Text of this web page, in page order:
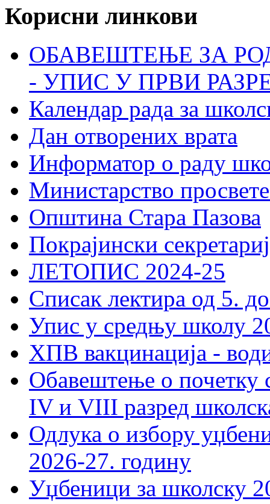
Корисни линкови
ОБАВЕШТЕЊЕ ЗА
- УПИС У ПРВИ
Календар рада за
Дан отворених врата
Информатор о раду
Министарство
Општина Стара Пазова
Покрајински
ЛЕТОПИС 2024-25
Списак лектира од 5.
Упис у средњу школу
ХПВ вакцинација -
Обавештење о почетку
IV и VIII разред
Одлука о избору
2026-27. годину
Уџбеници за школску